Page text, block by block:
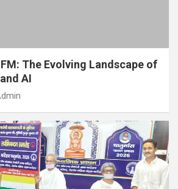
The Evolving Landscape of
AI